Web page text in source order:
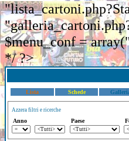
$menu_conf =
*/ ?>
Lista Schede
Azzera filtri e ricerche
Anno Paese